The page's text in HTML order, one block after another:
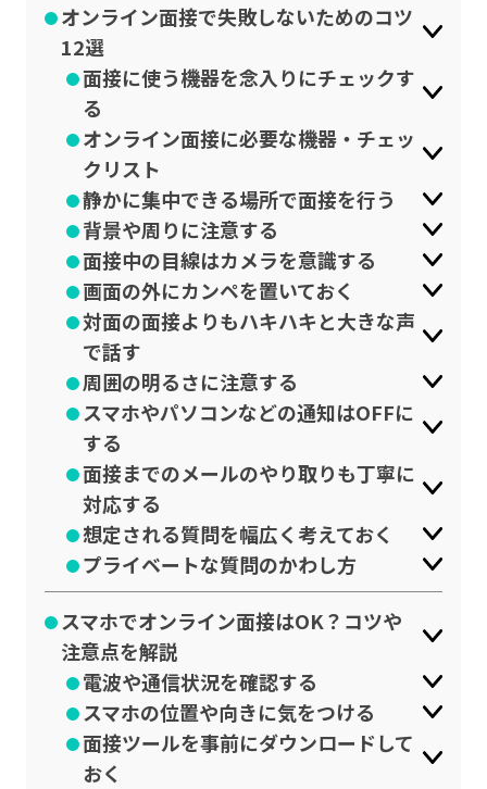
オンライン面接で失敗しないためのコツ
12選
面接に使う機器を念入りにチェックす
る
オンライン面接に必要な機器・チェッ
クリスト
静かに集中できる場所で面接を行う
背景や周りに注意する
面接中の目線はカメラを意識する
画面の外にカンペを置いておく
対面の面接よりもハキハキと大きな声
で話す
周囲の明るさに注意する
スマホやパソコンなどの通知はOFFに
する
面接までのメールのやり取りも丁寧に
対応する
想定される質問を幅広く考えておく
プライベートな質問のかわし方
スマホでオンライン面接はOK？コツや
注意点を解説
電波や通信状況を確認する
スマホの位置や向きに気をつける
面接ツールを事前にダウンロードして
おく